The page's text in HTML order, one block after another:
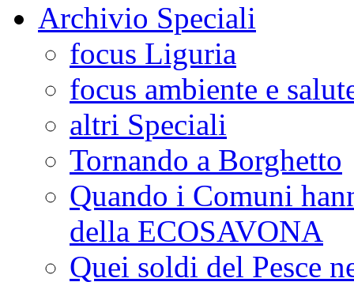
Archivio Speciali
focus Liguria
focus ambiente e
altri Speciali
Tornando a Borghetto
Quando i Comuni
della ECOSAVONA
Quei soldi del Pesce